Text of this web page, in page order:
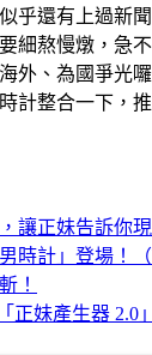
乎還有上過新
細熬慢燉，急
外、為國爭光
計整合一下，
讓正妹告訴你現
時計」登場！（
！
正妹產生器 2.0